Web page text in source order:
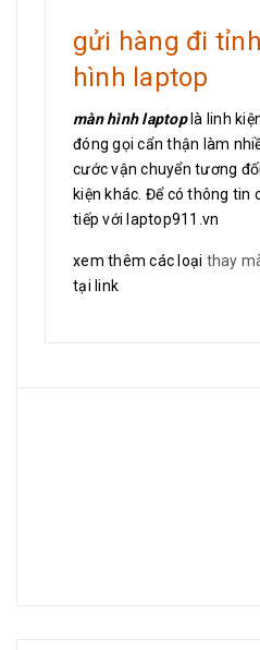
gửi hàng đi
hình laptop
màn hình laptoplà linh
đóng gọi cẩn thận làm
cước vận chuyển tương
kiện khác. Để có thông tin
tiếp với laptop911.vn
xem thêm các loại thay
tại link